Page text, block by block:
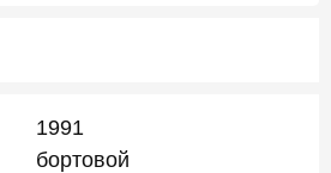
1991
бортовой